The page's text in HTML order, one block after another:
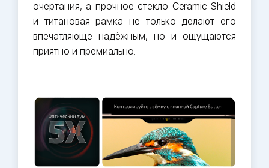
очертания, а прочное стекло Ceramic Shield
и титановая рамка не только делают его
впечатляюще надёжным, но и ощущаются
приятно и премиально.